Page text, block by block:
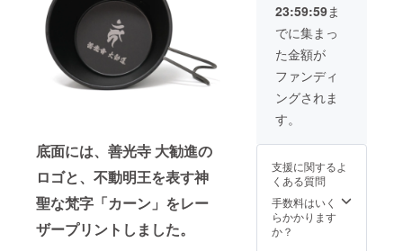
底面には、善光寺 大勧進の
ロゴと、不動明王を表す神
聖な梵字「カーン」をレー
ザープリントしました。
23:59:59ま
でに集まっ
た金額が
ファンディ
ングされま
す。
支援に関するよ
くある質問
手数料はいく
らかかります
か？